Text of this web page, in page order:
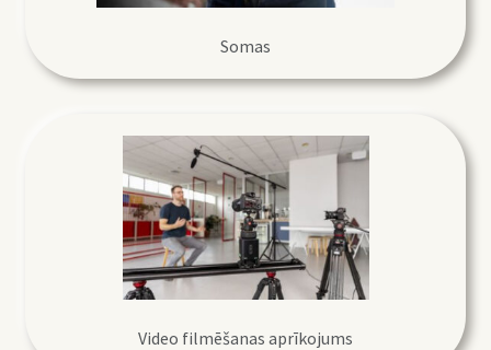
Somas
Video filmēšanas aprīkojums